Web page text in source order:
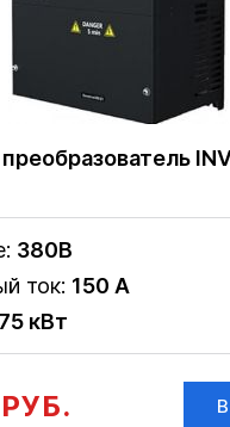
380В
ток: 150 А
75 кВт